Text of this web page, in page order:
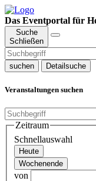
Das Eventportal für
Suche
Schließen
suchen Detailsuche
Veranstaltungen suchen
Zeitraum
Schnellauswahl
Heute
Wochenende
von